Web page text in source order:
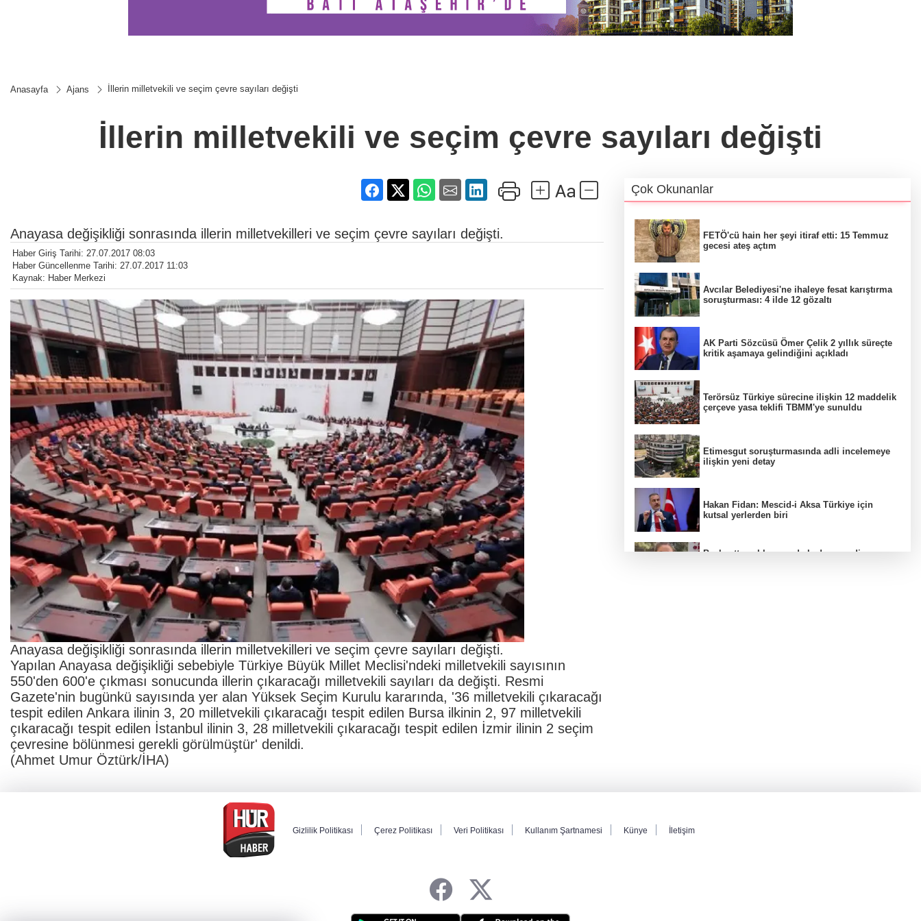
Anasayfa Ajans İllerin milletvekili ve seçim çevre sayıları değişti
İllerin milletvekili ve seçim çevre sayıları değişti
Anayasa değişikliği sonrasında illerin milletvekilleri ve seçim çevre sayıları değişti.
Haber Giriş Tarihi: 27.07.2017 08:03
Haber Güncellenme Tarihi: 27.07.2017 11:03
Kaynak: Haber Merkezi
Anayasa değişikliği sonrasında illerin milletvekilleri ve seçim çevre sayıları değişti.
Yapılan Anayasa değişikliği sebebiyle Türkiye Büyük Millet Meclisi'ndeki milletvekili sayısının
550'den 600'e çıkması sonucunda illerin çıkaracağı milletvekili sayıları da değişti. Resmi
Gazete'nin bugünkü sayısında yer alan Yüksek Seçim Kurulu kararında, '36 milletvekili çıkaracağı
tespit edilen Ankara ilinin 3, 20 milletvekili çıkaracağı tespit edilen Bursa ilkinin 2, 97 milletvekili
çıkaracağı tespit edilen İstanbul ilinin 3, 28 milletvekili çıkaracağı tespit edilen İzmir ilinin 2 seçim
çevresine bölünmesi gerekli görülmüştür' denildi.
(Ahmet Umur Öztürk/İHA)
Çok Okunanlar
FETÖ'cü hain her şeyi itiraf etti: 15 Temmuz
gecesi ateş açtım
Avcılar Belediyesi'ne ihaleye fesat karıştırma
soruşturması: 4 ilde 12 gözaltı
AK Parti Sözcüsü Ömer Çelik 2 yıllık süreçte
kritik aşamaya gelindiğini açıkladı
Terörsüz Türkiye sürecine ilişkin 12 maddelik
çerçeve yasa teklifi TBMM'ye sunuldu
Etimesgut soruşturmasında adli incelemeye
ilişkin yeni detay
Hakan Fidan: Mescid-i Aksa Türkiye için
kutsal yerlerden biri
Başkentte yol kenarında kadın cesedi
Gizlilik Politikası Çerez Politikası Veri Politikası Kullanım Şartnamesi Künye İletişim